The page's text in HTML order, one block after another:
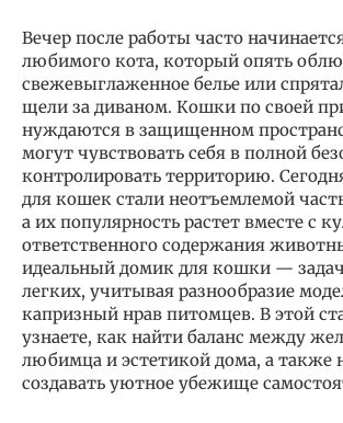
Вечер после работы часто
любимого кота, который опять
свежевыглаженное белье или
щели за диваном. Кошки по своей
нуждаются в защищенном
могут чувствовать себя в полной
контролировать территорию.
для кошек стали неотъемлемой
а их популярность растет вместе с
ответственного содержания
идеальный домик для кошки —
легких, учитывая разнообразие
капризный нрав питомцев. В этой
узнаете, как найти баланс между
любимца и эстетикой дома, а также
создавать уютное убежище